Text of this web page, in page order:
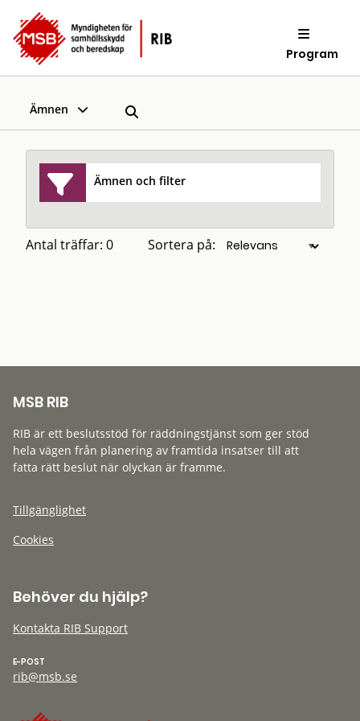
Program
Ämnen
Ämnen och filter
Antal träffar: 0 Sortera på:
MSB RIB
RIB är ett beslutsstöd för räddningstjänst som ger stöd
hela vägen från planering av framtida insatser till att
fatta rätt beslut när olyckan är framme.
Tillgänglighet
Cookies
Behöver du hjälp?
Kontakta RIB Support
E-POST
rib@msb.se